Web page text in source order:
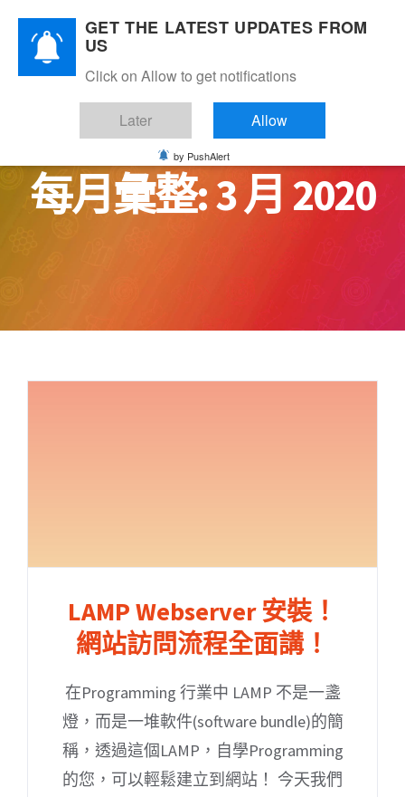
Skip
content
每月彙整:3 月 2020
LAMP Webserver 安裝！
網站訪問流程全面講！
在Programming 行業中 LAMP 不是一盞
燈，而是一堆軟件(software bundle)的簡
稱，透過這個LAMP，自學Programming
的您，可以輕鬆建立到網站！ 今天我們
GET THE LATEST UPDATES FROM
US
Click on Allow to get notifications
Later Allow
by PushAlert